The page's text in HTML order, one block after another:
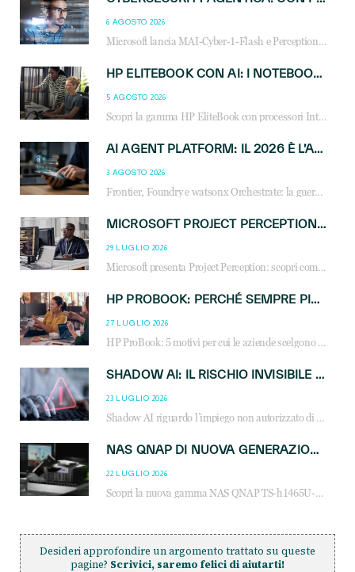
6 AGOSTO 2026
Microsoft lancia MAI-Cyber-1-Flash e Perception: cybersecurity agentica in preview dal 3 novembre. Cosa cambia per MSP, system integrator e reseller.
HP ELITEBOOK CON AI: I NOTEBOOK BUSINESS INTELLIGENTI CHE TRASFORMANO PRODUTTIVITÀ, SICUREZZA E LAVORO IBRIDO
5 AGOSTO 2026
Scopri la gamma HP EliteBook con processori Intel® Core™ Ultra e AMD Ryzen™ AI. Notebook business progettati per aumentare la produttività, migliorare la collaborazione e garantire sicurezza avanzata in ufficio e in mobilità.
AI AGENT PLATFORM: IL 2026 È L’ANNO DEL «SISTEMA OPERATIVO» PER GLI AGENTI AZIENDALI
3 AGOSTO 2026
Frontier, Foundry e watsonx Orchestrate: la guerra delle piattaforme AI agent ridisegna il mercato IT. Cosa cambia per reseller, MSP e system integrator.
MICROSOFT PROJECT PERCEPTION: COME GLI AGENTI AI CAMBIERANNO SOC, CYBERSECURITY E SERVIZI MSP
29 LUGLIO 2026
Microsoft presenta Project Perception: scopri come gli agenti AI possono trasformare cybersecurity, SOC e servizi gestiti degli MSP.
HP PROBOOK: PERCHÉ SEMPRE PIÙ AZIENDE SCELGONO NOTEBOOK PROGETTATI PER IL LAVORO MODERNO
27 LUGLIO 2026
HP ProBook: 5 motivi per cui le aziende scelgono i notebook business HP per migliorare produttività, sicurezza e gestione dell’AI.
SHADOW AI: IL RISCHIO INVISIBILE CHE LE AZIENDE POSSONO GOVERNARE
23 LUGLIO 2026
Shadow AI riguardo l’impiego non autorizzato di sistemi AI all’interno dell’azienda. E’ una pratica che si diffonde a partire dai dipendenti fino ai dirigenti e mette a repentaglio la cybersecurity, con costi più elevati per le organizzazioni. Due recenti report illustrano il fenomeno e forniscono dati in merito
NAS QNAP DI NUOVA GENERAZIONE: PIÙ PRESTAZIONI, SCALABILITÀ E PROTEZIONE DEI DATI PER LE INFRASTRUTTURE IT MODERNE
22 LUGLIO 2026
Scopri la nuova gamma NAS QNAP TS-h1465U-RP, TS-h1065eU e TS-h665U: storage aziendale con ZFS, DDR5, E1.S NVMe e connettività 2.5GbE per backup, virtualizzazione e cybersecurity.
Desideri approfondire un argomento trattato su queste
pagine? Scrivici, saremo felici di aiutarti!